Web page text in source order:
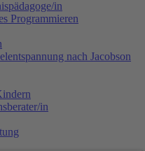
in
Programmieren
nach Jacobson
in